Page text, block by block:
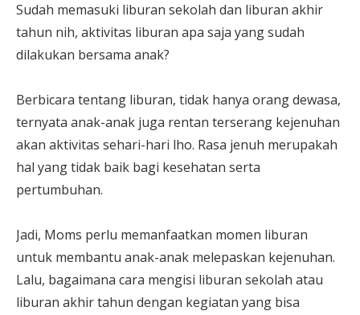
Sudah memasuki liburan sekolah dan liburan akhir
tahun nih, aktivitas liburan apa saja yang sudah
dilakukan bersama anak?
Berbicara tentang liburan, tidak hanya orang dewasa,
ternyata anak-anak juga rentan terserang kejenuhan
akan aktivitas sehari-hari lho. Rasa jenuh merupakah
hal yang tidak baik bagi kesehatan serta
pertumbuhan.
Jadi, Moms perlu memanfaatkan momen liburan
untuk membantu anak-anak melepaskan kejenuhan.
Lalu, bagaimana cara mengisi liburan sekolah atau
liburan akhir tahun dengan kegiatan yang bisa